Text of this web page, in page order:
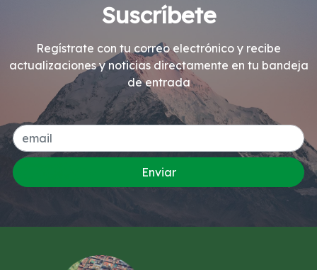
Suscríbete
Regístrate con tu correo electrónico y recibe
actualizaciones y noticias directamente en tu bandeja
de entrada
Enviar